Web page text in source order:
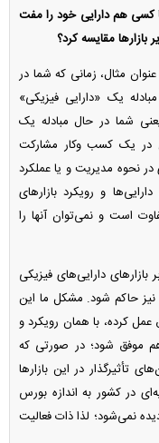
کسی هم دارایی خود را مفت
مقایسه کرد؟
مثال، زمانی که شما در
یک «دارایی فیزیکی»
شما در حال مبادله یک
در یک کسب وکار مشارکت
نحوه مدیریت و یا عملکرد
و رویکرد بازار‌های
است و نمی‌توان آنها را
دارایی‌های فیزیکی
نیز حاکم شود. مشکل ما این
عمل کرده، با همان رویکرد و
هم موفق شود؛ در صورتی که
تأثیرگذار در این بازار‌ها
در کشور به اندازه بورس
نمی‌شود؛ لذا ذات فعالیت